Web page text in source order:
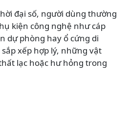
đại số, người dùng thường
kiện công nghệ như cáp
dự phòng hay ổ cứng di
xếp hợp lý, những vật
lạc hoặc hư hỏng trong